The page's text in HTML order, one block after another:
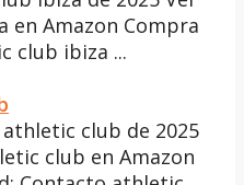
en Amazon Compra
club ibiza ...
club de 2025
club en Amazon